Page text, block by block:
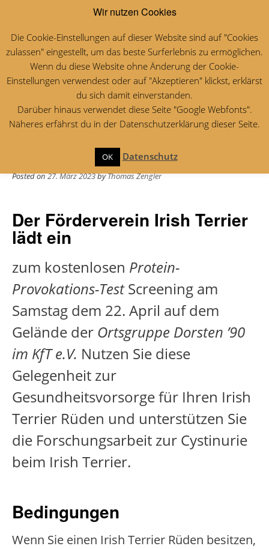
Schlagwort:PPT
Cystinurie beim Irish Terrier
– PPT Screening in
Dorsten am 22. April
Posted on27. März 2023byThomas Zengler
Der Förderverein Irish Terrier
lädt ein
zum kostenlosen Protein-
Provokations-TestScreening am
Samstag dem 22. April auf dem
Gelände der Ortsgruppe Dorsten ’90
im KfT e.V. Nutzen Sie diese
Gelegenheit zur
Gesundheitsvorsorge für Ihren Irish
Terrier Rüden und unterstützen Sie
die Forschungsarbeit zur Cystinurie
beim Irish Terrier.
Bedingungen
Wenn Sie einen Irish Terrier Rüden besitzen,
Wir nutzen Cookies
Die Cookie-Einstellungen auf dieser Website sind auf "Cookies
zulassen" eingestellt, um das beste Surferlebnis zu ermöglichen.
Wenn du diese Website ohne Änderung der Cookie-
Einstellungen verwendest oder auf "Akzeptieren" klickst, erklärst
du sich damit einverstanden.
Darüber hinaus verwendet diese Seite "Google Webfonts".
Näheres erfährst du in der Datenschutzerklärung dieser Seite.
OK Datenschutz